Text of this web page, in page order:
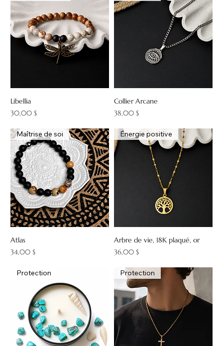
Libellia
Prix
30,00 $
Collier Arcane
Prix
38,00 $
Maîtrise de soi
Atlas
Prix
34,00 $
Énergie positive
Arbre de vie, 18K plaqué, or
Prix
36,00 $
Protection Protection